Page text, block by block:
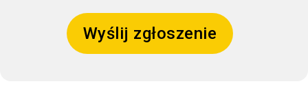
Wyślij zgłoszenie